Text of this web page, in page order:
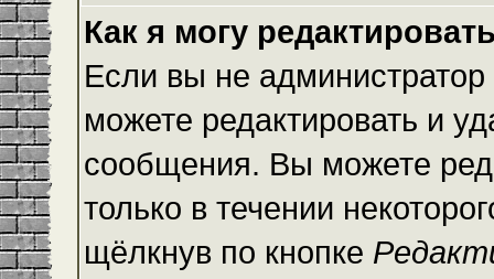
Как я могу
Если вы не
можете редактировать и
сообщения. Вы можете
только в течении
щёлкнув по кнопке